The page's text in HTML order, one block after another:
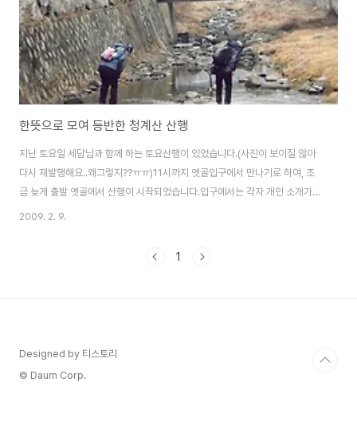
한뜻으로 모여 등반한 청계산 산행
지난 토요일 세담님과 함께 하는 토요산행이 있었습니다.(사진이 보이질 않아
다시 재발행해요..왜그렇지??ㅠㅠ)11시까지 옛골입구에서 만나기로 하여, 조
금 늦게 출발 옛골에서 산행이 시작되었습니다.입구에서는 각자 개인 소개가
있었구요. 날씨가 흐렸습니다.죄송하지만 세담님 외 10명으로 할께요.(참여하
읍재-마왕굴-석기봉헬기장-이수봉-청계사 참여인원 : 총 11명소요시간 : 약
2009. 2. 9.
1
Designed by 티스토리
© Daum Corp.